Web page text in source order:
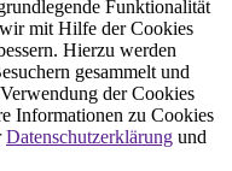
Funktionalität
mit Hilfe der Cookies
Hierzu werden
gesammelt und
der Cookies
Informationen zu Cookies
Datenschutzerklärung und